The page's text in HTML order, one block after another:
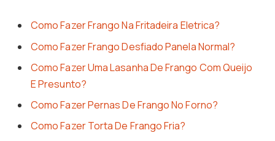
Como Fazer Frango Na Fritadeira Eletrica?
Como Fazer Frango Desfiado Panela Normal?
Como Fazer Uma Lasanha De Frango Com Queijo
E Presunto?
Como Fazer Pernas De Frango No Forno?
Como Fazer Torta De Frango Fria?